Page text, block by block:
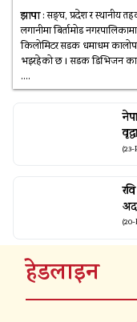
झापा: सङ्घ, प्रदेश र स्थानीय
लगानीमा बिर्तामोड
किलोमिटर सडक धमाधम
भइरहेको छ । सडक डिभिजन
….
(23-
हेडलाइन